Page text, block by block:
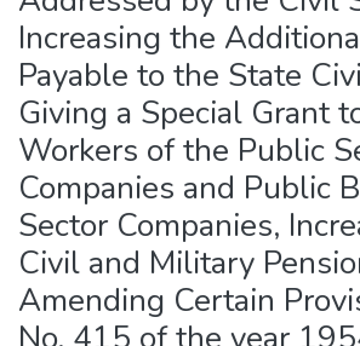
Increasing the
Payable to the State
Giving a Special Grant
Workers of the Public
Companies and Public
Sector Companies,
Civil and Military
Amending Certain